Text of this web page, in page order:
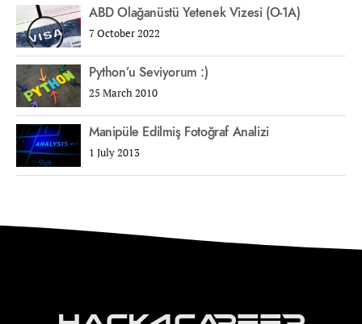
ABD Olağanüstü Yetenek Vizesi (O-1A)
7 October 2022
Python’u Seviyorum :)
25 March 2010
Manipüle Edilmiş Fotoğraf Analizi
1 July 2013